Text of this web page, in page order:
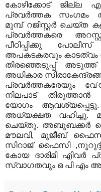
കോഴിക്കോട്
പ്രവര്‍ത്തക സംഗമം
മുമ്പ് റജിസ്റ്റര്‍
പ്രവര്‍ത്തകരെ
പീഠിപ്പിക്കു
അപകടകരവും
തിരഞ്ഞെടുപ്പ്
അധികാര
പ്രവര്‍ത്തകരേയും
നിലപാട്
യോഗം
അധ്യക്ഷത വഹിച്ചു.
ചെയ്തു. അബൂബക്കര്‍
മൗലവി, മുജീബ്
സിറാജ് ഫൈസി
കോയ ദാരിമി എിവര്‍
സ്വാഗതവും ഒ പി എം